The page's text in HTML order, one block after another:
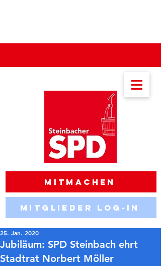
Mitglieder Log-in
Mitmachen
Jubiläum: SPD Steinbach ehrt
Stadtrat Norbert Möller
25. Jan. 2020